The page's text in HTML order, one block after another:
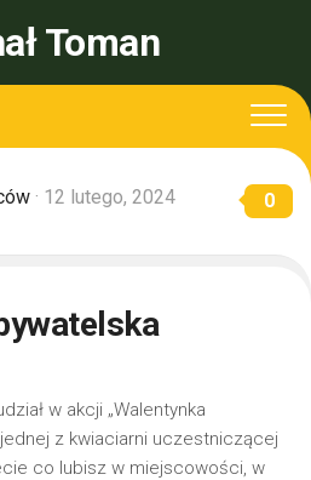
Toman
· 12 lutego, 2024 0
w akcji „Walentynka
z kwiaciarni uczestniczącej
co lubisz w miejscowości, w